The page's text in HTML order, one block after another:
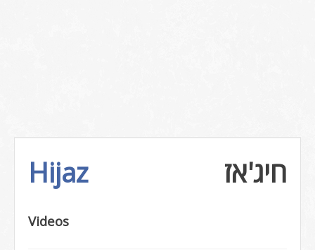
Hijaz חיג'אז
Videos